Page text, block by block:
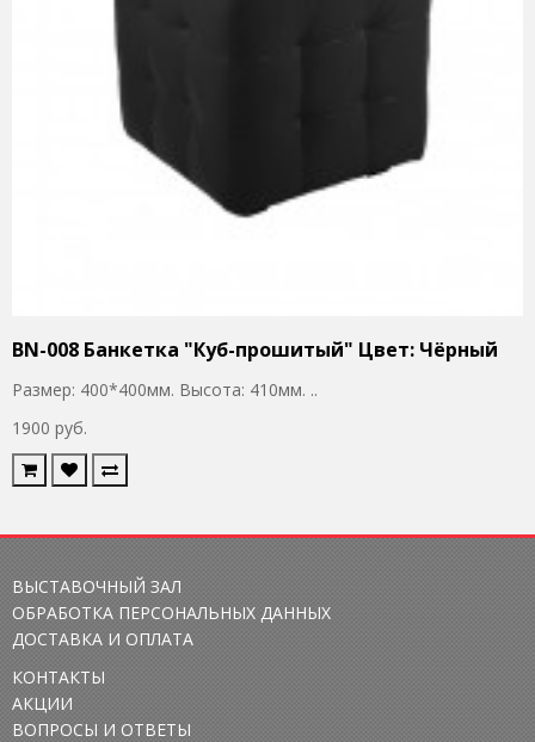
BN-008 Банкетка "Куб-прошитый" Цвет: Чёрный
Размер: 400*400мм. Высота: 410мм. ..
1900 руб.
ВЫСТАВОЧНЫЙ ЗАЛ
ОБРАБОТКА ПЕРСОНАЛЬНЫХ ДАННЫХ
ДОСТАВКА И ОПЛАТА
КОНТАКТЫ
АКЦИИ
ВОПРОСЫ И ОТВЕТЫ